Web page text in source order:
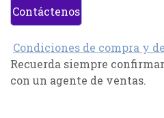
Contáctenos
Condiciones de compra y
Recuerda siempre
con un agente de ventas.